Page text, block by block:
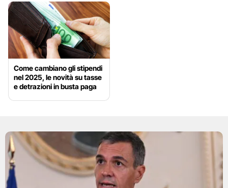
Come cambiano gli stipendi
nel 2025, le novità su tasse
e detrazioni in busta paga